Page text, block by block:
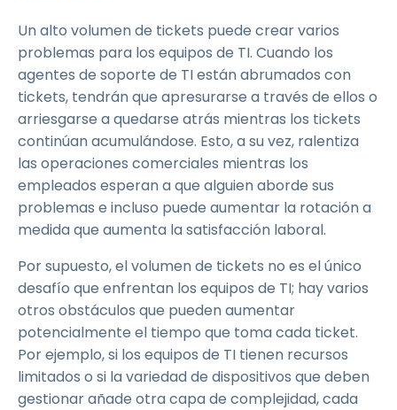
Un alto volumen de tickets puede crear varios
problemas para los equipos de TI. Cuando los
agentes de soporte de TI están abrumados con
tickets, tendrán que apresurarse a través de ellos o
arriesgarse a quedarse atrás mientras los tickets
continúan acumulándose. Esto, a su vez, ralentiza
las operaciones comerciales mientras los
empleados esperan a que alguien aborde sus
problemas e incluso puede aumentar la rotación a
medida que aumenta la satisfacción laboral.
Por supuesto, el volumen de tickets no es el único
desafío que enfrentan los equipos de TI; hay varios
otros obstáculos que pueden aumentar
potencialmente el tiempo que toma cada ticket.
Por ejemplo, si los equipos de TI tienen recursos
limitados o si la variedad de dispositivos que deben
gestionar añade otra capa de complejidad, cada